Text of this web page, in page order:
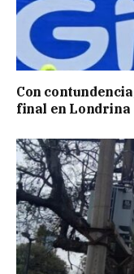
Con
final en Londrina